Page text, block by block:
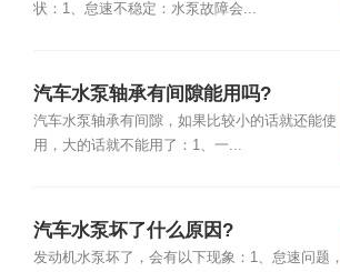
状：1、怠速不稳定：水泵故障会...
汽车水泵轴承有间隙能用吗?
汽车水泵轴承有间隙，如果比较小的话就还能使
用，大的话就不能用了：1、一...
汽车水泵坏了什么原因?
发动机水泵坏了，会有以下现象：1、怠速问题，